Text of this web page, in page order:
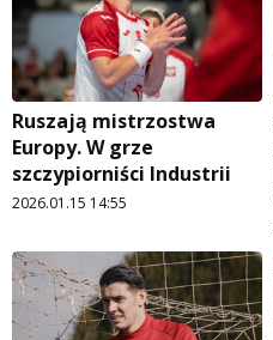
Ruszają mistrzostwa
Europy. W grze
szczypiorniści Industrii
2026.01.15 14:55